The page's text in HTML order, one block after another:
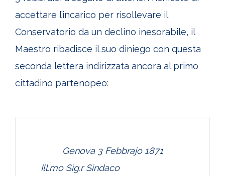
accettare l’incarico per risollevare il
Conservatorio da un declino inesorabile, il
Maestro ribadisce il suo diniego con questa
seconda lettera indirizzata ancora al primo
cittadino partenopeo:
Genova 3 Febbrajo 1871
Ill.mo Sig.r Sindaco